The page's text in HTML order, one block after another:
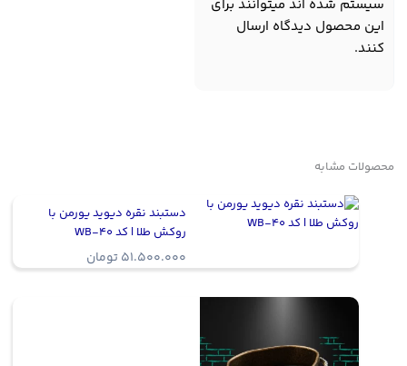
سیستم شده اند میتوانند برای
این محصول دیدگاه ارسال
کنند.
محصولات مشابه
دستبند نقره دیوید یورمن با
روکش طلا | کد WB-40
51.500.000 تومان